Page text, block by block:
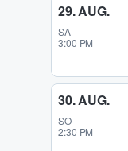
29. AUG.
SA
3:00 PM
30. AUG.
SO
2:30 PM